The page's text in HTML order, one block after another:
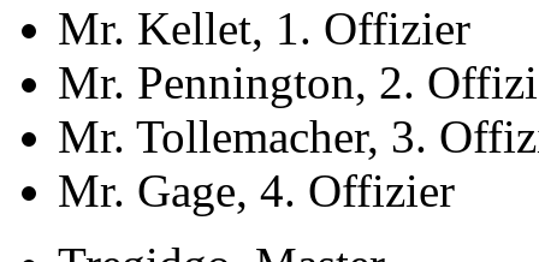
Mr. Kellet, 1. Offizier
Mr. Pennington, 2.
Mr. Tollemacher, 3.
Mr. Gage, 4. Offizier